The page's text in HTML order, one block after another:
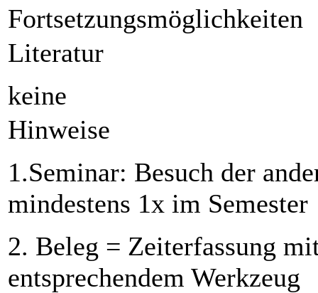
Fortsetzungsmöglichkeiten
Literatur
keine
Hinweise
1.Seminar: Besuch der
mindestens 1x im Semester
2. Beleg = Zeiterfassung
entsprechendem Werkzeug